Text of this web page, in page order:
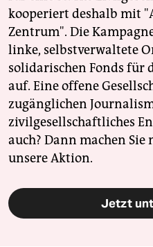
kooperiert deshalb mit
Zentrum". Die
linke, selbstverwaltete
solidarischen Fonds für
auf. Eine offene
zugänglichen
zivilgesellschaftliches
auch? Dann machen
unsere Aktion.
Jetzt